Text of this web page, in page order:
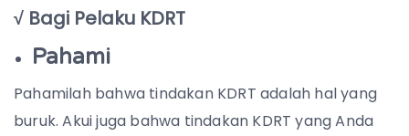
√ Bagi Pelaku KDRT
Pahami
Pahamilah bahwa tindakan KDRT adalah hal yang
buruk. Akui juga bahwa tindakan KDRT yang Anda